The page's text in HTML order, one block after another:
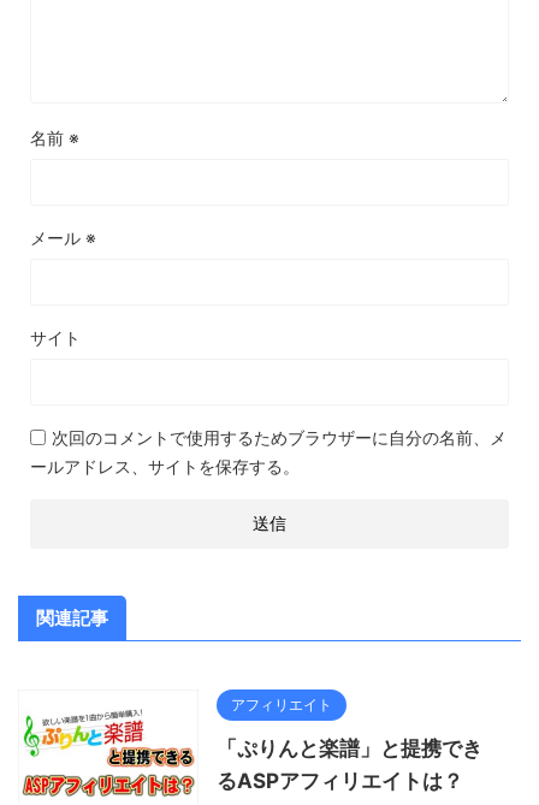
名前 ※
メール ※
サイト
次回のコメントで使用するためブラウザーに自分の名前、メ
ールアドレス、サイトを保存する。
関連記事
アフィリエイト
「ぷりんと楽譜」と提携でき
るASPアフィリエイトは？